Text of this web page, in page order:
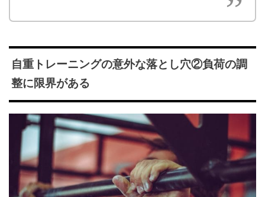
自重トレーニングの意外な落とし穴②負荷の調
整に限界がある